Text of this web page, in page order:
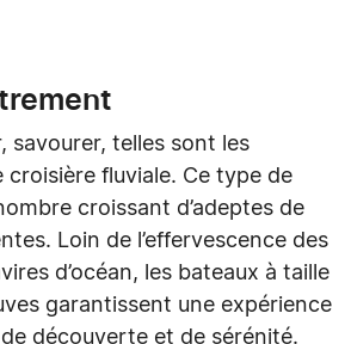
savourer, telles sont les
croisière fluviale. Ce type de
croissant d’adeptes de
Loin de l’effervescence des
d’océan, les bateaux à taille
garantissent une expérience
découverte et de sérénité.